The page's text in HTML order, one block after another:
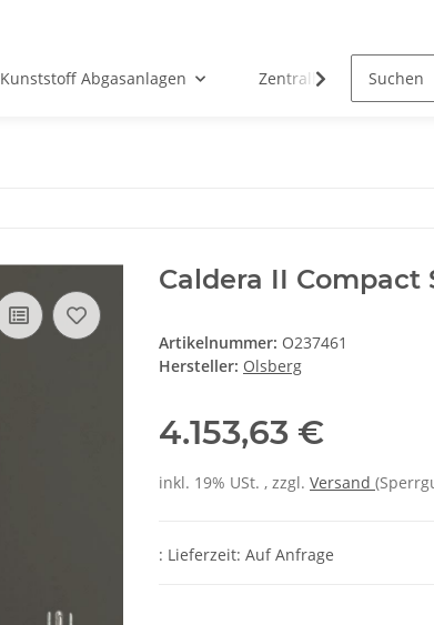
Kunststoff Abgasanlagen Zentralheizungen
Caldera II Compact
Artikelnummer: O237461
Hersteller: Olsberg
4.153,63 €
inkl. 19% USt. , zzgl. Versand
: Lieferzeit: Auf Anfrage